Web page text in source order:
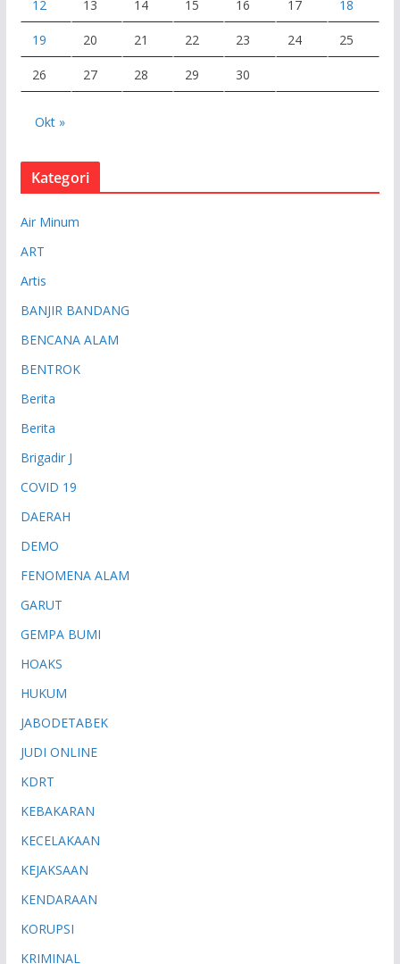
12 13 14 15 16 17 18
19 20 21 22 23 24 25
26 27 28 29 30
Okt »
Kategori
Air Minum
ART
Artis
BANJIR BANDANG
BENCANA ALAM
BENTROK
Berita
Berita
Brigadir J
COVID 19
DAERAH
DEMO
FENOMENA ALAM
GARUT
GEMPA BUMI
HOAKS
HUKUM
JABODETABEK
JUDI ONLINE
KDRT
KEBAKARAN
KECELAKAAN
KEJAKSAAN
KENDARAAN
KORUPSI
KRIMINAL